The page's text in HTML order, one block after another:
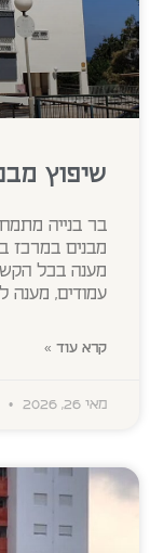
שיפוץ
בר בנייה
מבנים במרכז
מענה בכל
עמודים, מענה
קרא עוד »
מאי 26, 2026